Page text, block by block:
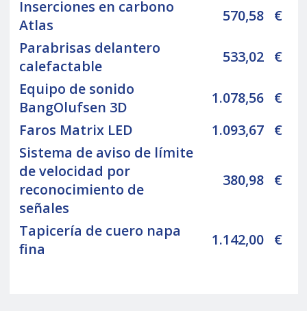
Inserciones en carbono
Atlas
570,58 €
Parabrisas delantero
calefactable
533,02 €
Equipo de sonido
BangOlufsen 3D
1.078,56 €
Faros Matrix LED
1.093,67 €
Sistema de aviso de límite
de velocidad por
reconocimiento de
señales
380,98 €
Tapicería de cuero napa
fina
1.142,00 €